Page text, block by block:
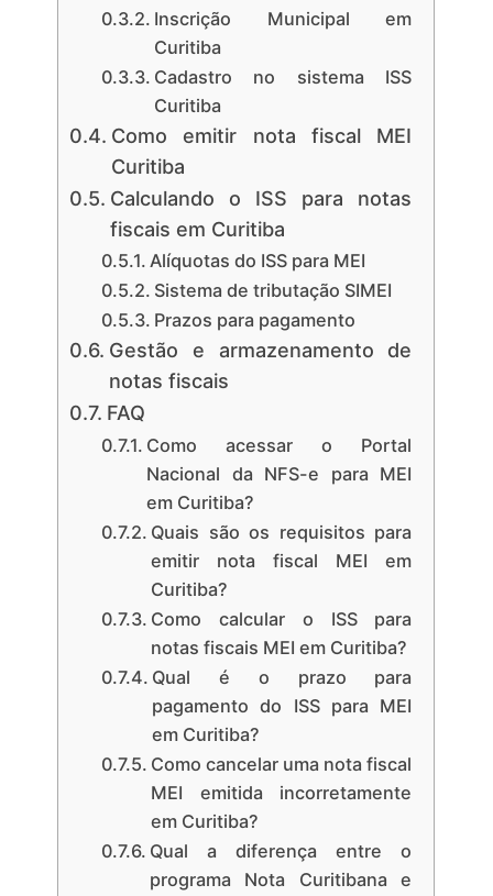
Inscrição Municipal em
Curitiba
Cadastro no sistema ISS
Curitiba
Como emitir nota fiscal MEI
Curitiba
Calculando o ISS para notas
fiscais em Curitiba
Alíquotas do ISS para MEI
Sistema de tributação SIMEI
Prazos para pagamento
Gestão e armazenamento de
notas fiscais
FAQ
Como acessar o Portal
Nacional da NFS-e para MEI
em Curitiba?
Quais são os requisitos para
emitir nota fiscal MEI em
Curitiba?
Como calcular o ISS para
notas fiscais MEI em Curitiba?
Qual é o prazo para
pagamento do ISS para MEI
em Curitiba?
Como cancelar uma nota fiscal
MEI emitida incorretamente
em Curitiba?
Qual a diferença entre o
programa Nota Curitibana e